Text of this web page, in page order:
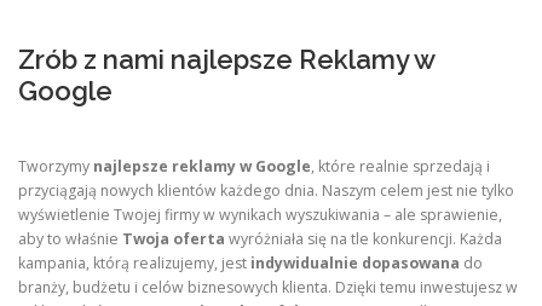
Zrób z nami najlepsze Reklamy w
Google
Tworzymy najlepsze reklamy w Google, które realnie sprzedają i
przyciągają nowych klientów każdego dnia. Naszym celem jest nie tylko
wyświetlenie Twojej firmy w wynikach wyszukiwania – ale sprawienie,
aby to właśnie Twoja oferta wyróżniała się na tle konkurencji. Każda
kampania, którą realizujemy, jest indywidualnie dopasowana do
branży, budżetu i celów biznesowych klienta. Dzięki temu inwestujesz w